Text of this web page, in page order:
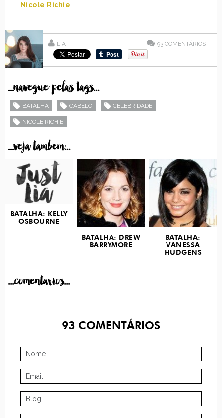
Nicole Richie!
LIA 93 COMENTÁRIOS
...navegue pelas tags...
BATALHA CABELO CELEBRIDADE
NICOLE RICHIE
...veja tambem...
BATALHA: KELLY
OSBOURNE
BATALHA: DREW
BARRYMORE
BATALHA:
VANESSA
HUDGENS
...comentarios...
93 COMENTÁRIOS